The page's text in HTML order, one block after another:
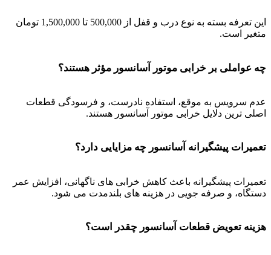
این تعرفه بسته به نوع درب و قفل از 500,000 تا 1,500,000 تومان
متغیر است.
چه عواملی بر خرابی موتور آسانسور مؤثر هستند؟
عدم سرویس به موقع، استفاده نادرست، و فرسودگی قطعات
اصلی ترین دلایل خرابی موتور آسانسور هستند.
تعمیرات پیشگیرانه آسانسور چه مزایایی دارد؟
تعمیرات پیشگیرانه باعث کاهش خرابی های ناگهانی، افزایش عمر
دستگاه، و صرفه جویی در هزینه های بلندمدت می شود.
هزینه تعویض قطعات آسانسور چقدر است؟